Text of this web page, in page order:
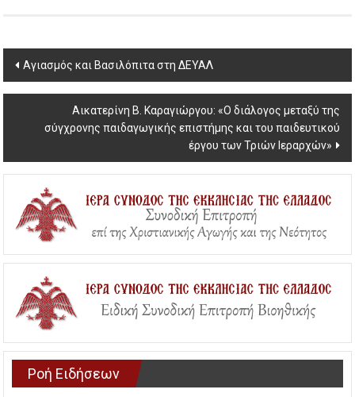
Post
navigation
Αγιασμός και Βασιλόπιτα στη ΔΕΥΑΛ
Αικατερίνη Β. Καραγιώργου: «Ο διάλογος μεταξύ της
σύγχρονης παιδαγωγικής επιστήμης και του παιδευτικού
έργου των Τριών Ιεραρχών»
Ροή Ειδήσεων